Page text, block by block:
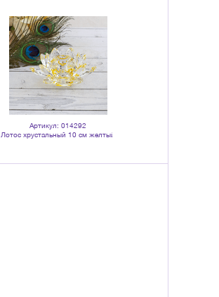
Артикул: 014292
Лотос хрустальный 10 см желтый